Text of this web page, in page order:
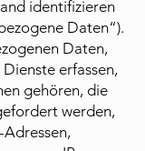
identifizieren
Daten“).
Daten,
erfassen,
gehören, die
werden,